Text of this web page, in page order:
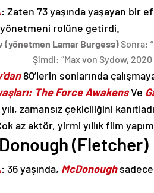
: Zaten 73 yaşında yaşayan bir
yönetmeni rolüne getirdi.
(yönetmen Lamar Burgess)Sonra:
Şimdi: “Max von Sydow, 2020
80’lerin sonlarında
The Force AwakensVe
zamansız çekiciliğini
az aktör, yirmi yıllık film
(Fletcher)
: 36 yaşında, McDonough